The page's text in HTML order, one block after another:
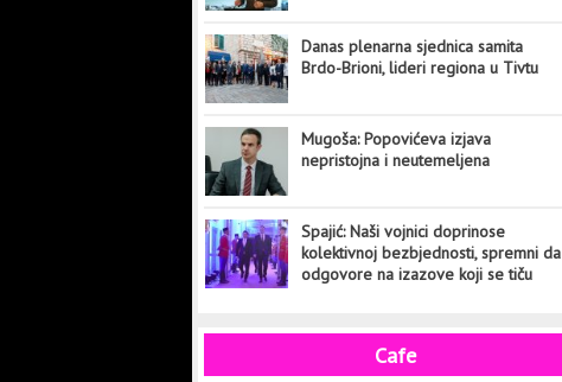
Danas plenarna sjednica samita
Brdo-Brioni, lideri regiona u Tivtu
Mugoša: Popovićeva izjava
nepristojna i neutemeljena
Spajić: Naši vojnici doprinose
kolektivnoj bezbjednosti, spremni da
odgovore na izazove koji se tiču
Cafe